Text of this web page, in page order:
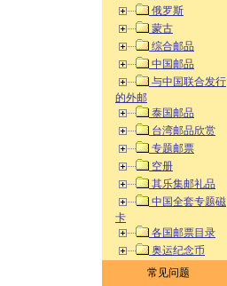
俄罗斯
蒙古
综合邮品
中国邮品
与中国联合发行
的外邮
泰国邮品
台湾邮品欣赏
专题邮票
空册
其乐集邮礼品
中国全套专题磁
卡
各国邮票目录
奥运纪念币
常见问题